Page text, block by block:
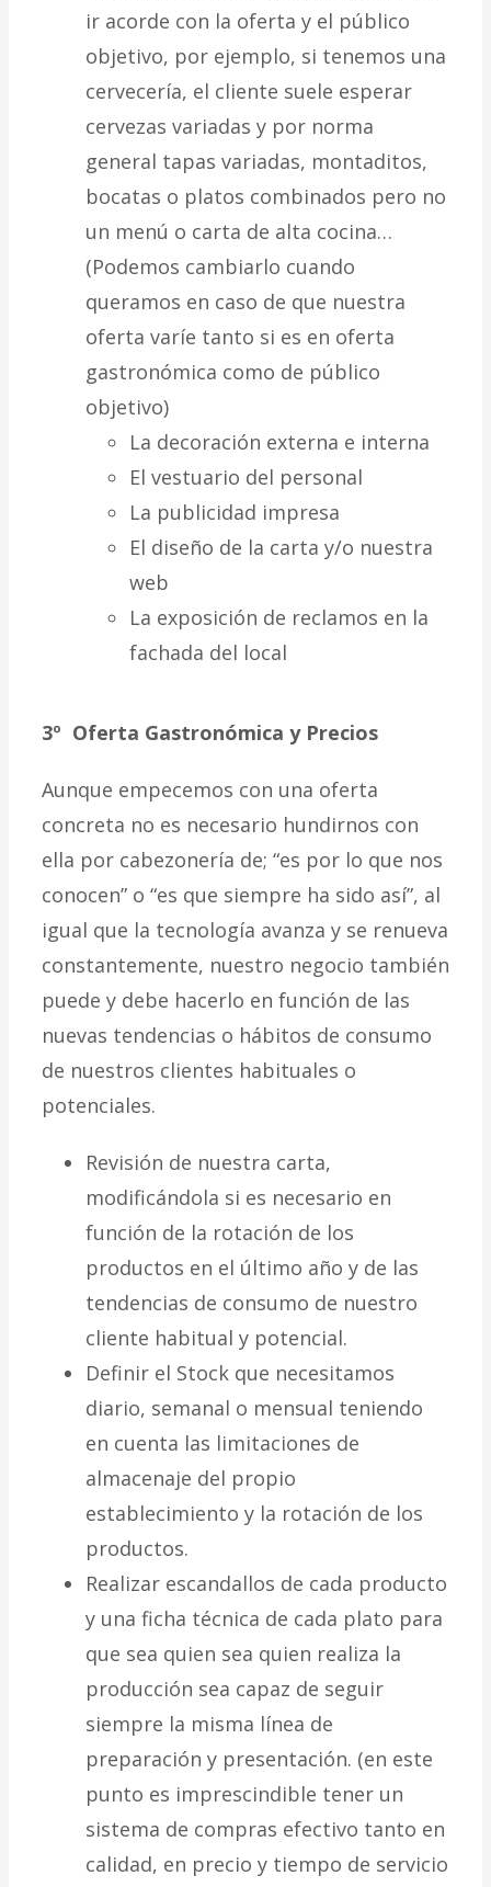
ir acorde con la oferta y el público
objetivo, por ejemplo, si tenemos una
cervecería, el cliente suele esperar
cervezas variadas y por norma
general tapas variadas, montaditos,
bocatas o platos combinados pero no
un menú o carta de alta cocina…
(Podemos cambiarlo cuando
queramos en caso de que nuestra
oferta varíe tanto si es en oferta
gastronómica como de público
objetivo)
La decoración externa e interna
El vestuario del personal
La publicidad impresa
El diseño de la carta y/o nuestra
web
La exposición de reclamos en la
fachada del local
3º Oferta Gastronómica y Precios
Aunque empecemos con una oferta
concreta no es necesario hundirnos con
ella por cabezonería de; “es por lo que nos
conocen” o “es que siempre ha sido así”, al
igual que la tecnología avanza y se renueva
constantemente, nuestro negocio también
puede y debe hacerlo en función de las
nuevas tendencias o hábitos de consumo
de nuestros clientes habituales o
potenciales.
Revisión de nuestra carta,
modificándola si es necesario en
función de la rotación de los
productos en el último año y de las
tendencias de consumo de nuestro
cliente habitual y potencial.
Definir el Stock que necesitamos
diario, semanal o mensual teniendo
en cuenta las limitaciones de
almacenaje del propio
establecimiento y la rotación de los
productos.
Realizar escandallos de cada producto
y una ficha técnica de cada plato para
que sea quien sea quien realiza la
producción sea capaz de seguir
siempre la misma línea de
preparación y presentación. (en este
punto es imprescindible tener un
sistema de compras efectivo tanto en
calidad, en precio y tiempo de servicio